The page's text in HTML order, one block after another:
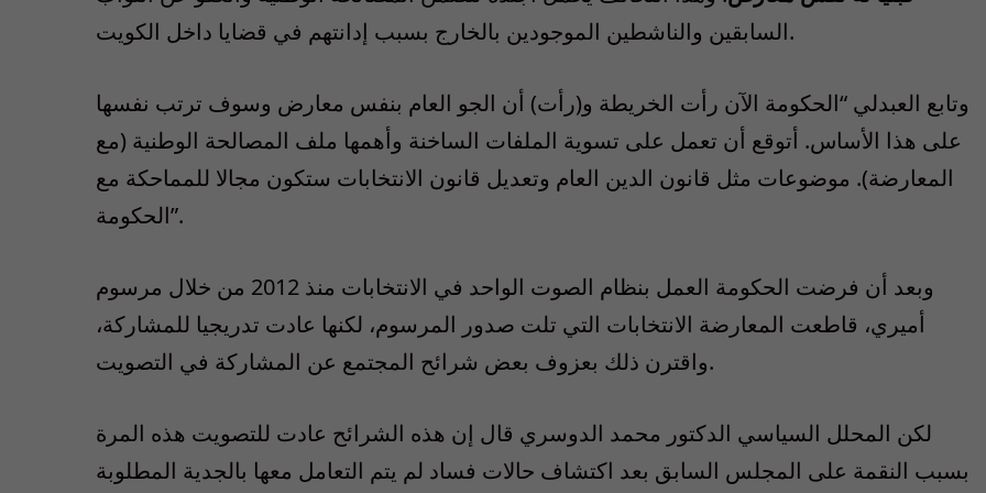
السابقين والناشطين الموجودين بالخارج بسبب إدانتهم في قضايا داخل الكويت.
وتابع العبدلي “الحكومة الآن رأت الخريطة و(رأت) أن الجو العام بنفس معارض وسوف ترتب نفسها
على هذا الأساس. أتوقع أن تعمل على تسوية الملفات الساخنة وأهمها ملف المصالحة الوطنية (مع
المعارضة). موضوعات مثل قانون الدين العام وتعديل قانون الانتخابات ستكون مجالا للمماحكة مع
الحكومة”.
وبعد أن فرضت الحكومة العمل بنظام الصوت الواحد في الانتخابات منذ 2012 من خلال مرسوم
أميري، قاطعت المعارضة الانتخابات التي تلت صدور المرسوم، لكنها عادت تدريجيا للمشاركة،
واقترن ذلك بعزوف بعض شرائح المجتمع عن المشاركة في التصويت.
لكن المحلل السياسي الدكتور محمد الدوسري قال إن هذه الشرائح عادت للتصويت هذه المرة
بسبب النقمة على المجلس السابق بعد اكتشاف حالات فساد لم يتم التعامل معها بالجدية المطلوبة